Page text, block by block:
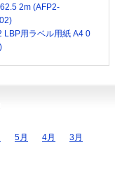
2m (AFP2-
LBP用ラベル用紙 A4 0
5月 4月
3月